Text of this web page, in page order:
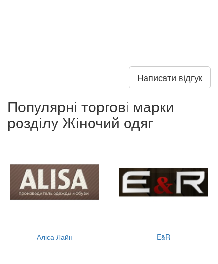
Написати відгук
Популярні торгові марки
розділу Жіночий одяг
Аліса-Лайн E&R